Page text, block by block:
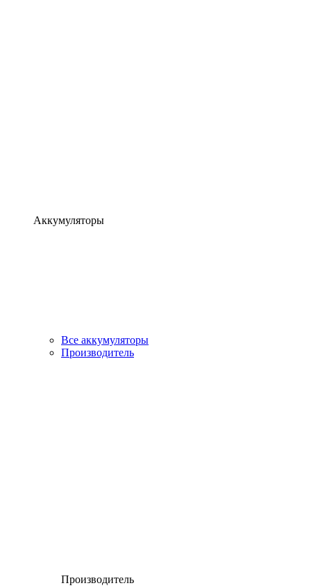
Аккумуляторы
Все аккумуляторы
Производитель
Производитель